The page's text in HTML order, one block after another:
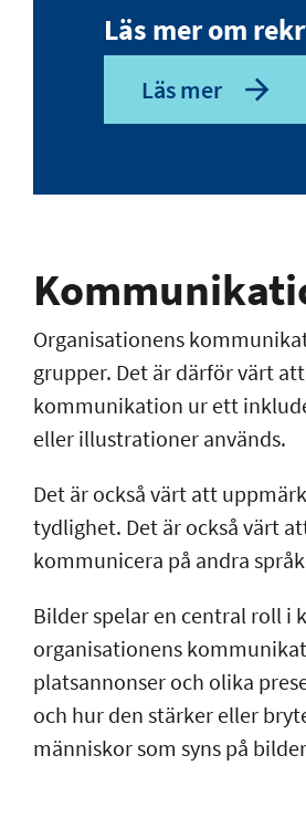
Läs mer om
Läs mer
Organisationens
grupper. Det är därför värt
kommunikation ur ett
eller illustrationer används.
Det är också värt att
tydlighet. Det är också värt
kommunicera på andra
Bilder spelar en central roll i
organisationens
platsannonser och olika
och hur den stärker eller
människor som syns på